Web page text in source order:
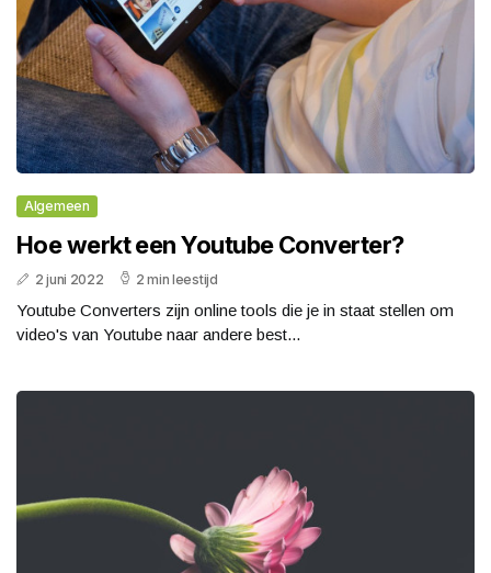
Algemeen
Hoe werkt een Youtube Converter?
2 juni 2022 2 min leestijd
Youtube Converters zijn online tools die je in staat stellen om
video's van Youtube naar andere best...